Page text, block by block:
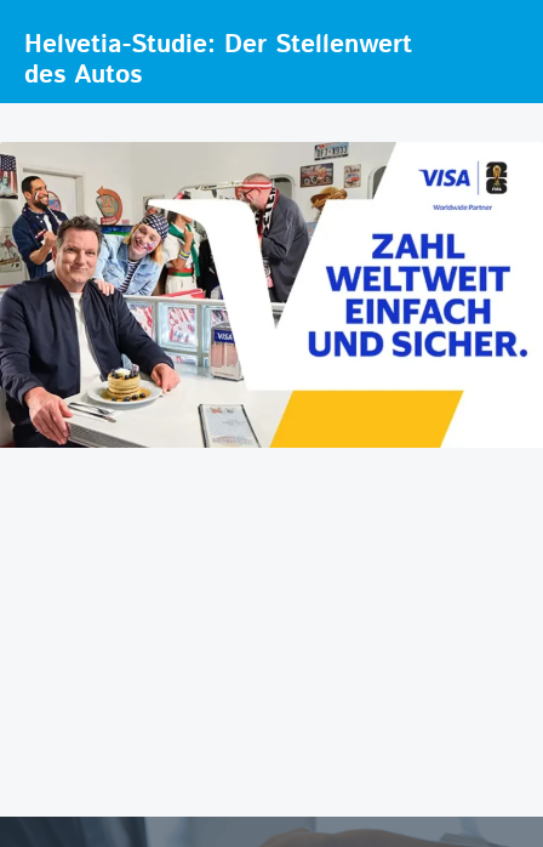
Helvetia-Studie: Der Stellenwert
des Autos